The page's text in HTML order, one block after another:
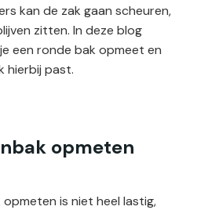
kan de zak gaan scheuren,
zitten. In deze blog
een ronde bak opmeet en
hierbij past.
opmeten
is niet heel lastig,